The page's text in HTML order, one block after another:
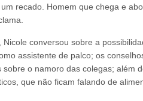
recado. Homem que chega e
Nicole conversou sobre a
assistente de palco; os
o namoro das colegas; além
que não ficam falando de